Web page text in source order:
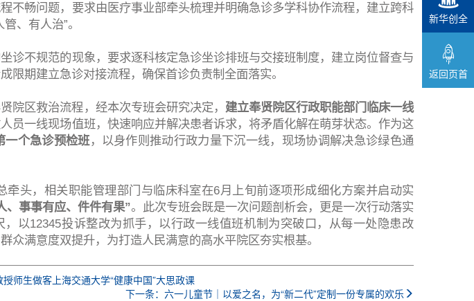
新华创全
返回页首
不畅问题，要求由医疗事业部牵头梳理并明确急诊多学科协作流程，建立跨科
、有人治”。
诊不规范的现象，要求逐科核定急诊坐诊排班与交接班制度，建立岗位督查与
限期建立急诊对接流程，确保首诊负责制全面落实。
院区救治流程，经本次专班会研究决定， 建立奉贤院区行政职能部门临床一线
员一线现场值班，快速响应并解决患者诉求，将矛盾化解在萌芽状态。作为这
一个急诊预检班，以身作则推动行政力量下沉一线，现场协调解决急诊绿色通
头，相关职能管理部门与临床科室在6月上旬前逐项形成细化方案并启动实
、事事有应、件件有果”。此次专班会既是一次问题剖析会，更是一次行动落实
以12345投诉整改为抓手，以行政一线值班机制为突破口，从每一处隐患改
众满意度双提升，为打造人民满意的高水平院区夯实根基。
师生做客上海交通大学“健康中国”大思政课
下一条：六一儿童节｜以爱之名，为“新二代”定制一份专属的欢乐